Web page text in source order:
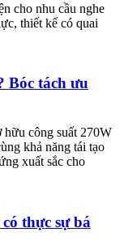
cho nhu cầu nghe
thiết kế có quai
Bóc tách ưu
hữu công suất 270W
khả năng tái tạo
xuất sắc cho
thực sự bá